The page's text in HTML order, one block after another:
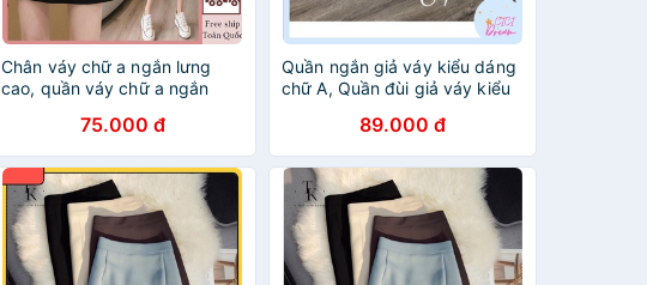
Chân váy chữ a ngắn lưng
cao, quần váy chữ a ngắn
tuyết mưa Mia Shore M207
75.000 đ
Quần ngắn giả váy kiểu dáng
chữ A, Quần đùi giả váy kiểu
89.000 đ